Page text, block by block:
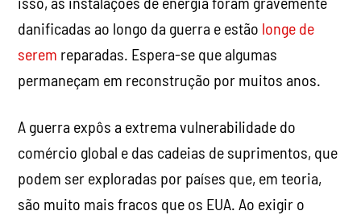
danificadas ao longo da guerra e estão longe de
serem reparadas. Espera-se que algumas
permaneçam em reconstrução por muitos anos.
A guerra expôs a extrema vulnerabilidade do
comércio global e das cadeias de suprimentos, que
podem ser exploradas por países que, em teoria,
são muito mais fracos que os EUA. Ao exigir o